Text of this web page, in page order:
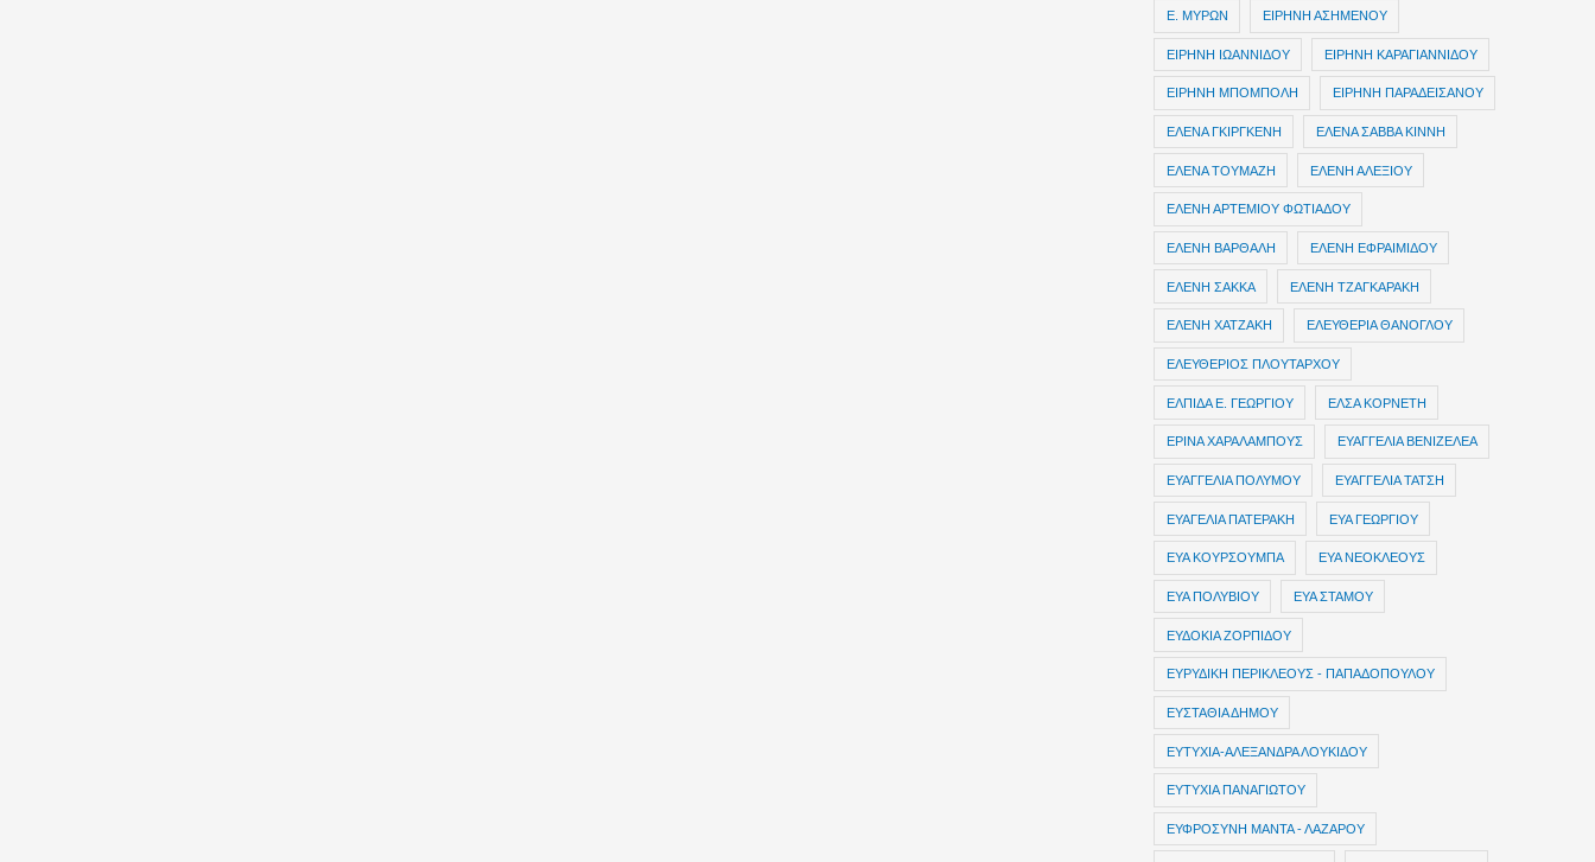
Ε. ΜΥΡΩΝ ΕΙΡΗΝΗ ΑΣΗΜΕΝΟΥ
ΕΙΡΗΝΗ ΙΩΑΝΝΙΔΟΥ ΕΙΡΗΝΗ ΚΑΡΑΓΙΑΝΝΙΔΟΥ
ΕΙΡΗΝΗ ΜΠΟΜΠΟΛΗ ΕΙΡΗΝΗ ΠΑΡΑΔΕΙΣΑΝΟΥ
ΕΛΕΝΑ ΓΚΙΡΓΚΕΝΗ ΕΛΕΝΑ ΣΑΒΒΑ ΚΙΝΝΗ
ΕΛΕΝΑ ΤΟΥΜΑΖΗ ΕΛΕΝΗ ΑΛΕΞΙΟΥ
ΕΛΕΝΗ ΑΡΤΕΜΙΟΥ ΦΩΤΙΑΔΟΥ
ΕΛΕΝΗ ΒΑΡΘΑΛΗ ΕΛΕΝΗ ΕΦΡΑΙΜΙΔΟΥ
ΕΛΕΝΗ ΣΑΚΚΑ ΕΛΕΝΗ ΤΖΑΓΚΑΡΑΚΗ
ΕΛΕΝΗ ΧΑΤΖΑΚΗ ΕΛΕΥΘΕΡΙΑ ΘΑΝΟΓΛΟΥ
ΕΛΕΥΘΕΡΙΟΣ ΠΛΟΥΤΑΡΧΟΥ
ΕΛΠΙΔΑ Ε. ΓΕΩΡΓΙΟΥ ΕΛΣΑ ΚΟΡΝΕΤΗ
ΕΡΙΝΑ ΧΑΡΑΛΑΜΠΟΥΣ ΕΥΑΓΓΕΛΙΑ ΒΕΝΙΖΕΛΕΑ
ΕΥΑΓΓΕΛΙΑ ΠΟΛΥΜΟΥ ΕΥΑΓΓΕΛΙΑ ΤΑΤΣΗ
ΕΥΑΓΕΛΙΑ ΠΑΤΕΡΑΚΗ ΕΥΑ ΓΕΩΡΓΙΟΥ
ΕΥΑ ΚΟΥΡΣΟΥΜΠΑ ΕΥΑ ΝΕΟΚΛΕΟΥΣ
ΕΥΑ ΠΟΛΥΒΙΟΥ ΕΥΑ ΣΤΑΜΟΥ
ΕΥΔΟΚΙΑ ΖΟΡΠΙΔΟΥ
ΕΥΡΥΔΙΚΗ ΠΕΡΙΚΛΕΟΥΣ - ΠΑΠΑΔΟΠΟΥΛΟΥ
ΕΥΣΤΑΘΙΑ ΔΗΜΟΥ
ΕΥΤΥΧΙΑ-ΑΛΕΞΑΝΔΡΑ ΛΟΥΚΙΔΟΥ
ΕΥΤΥΧΙΑ ΠΑΝΑΓΙΩΤΟΥ
ΕΥΦΡΟΣΥΝΗ ΜΑΝΤΑ - ΛΑΖΑΡΟΥ